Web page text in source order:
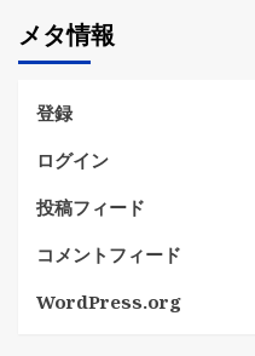
リ
ー
メタ情報
登録
ログイン
投稿フィード
コメントフィード
WordPress.org